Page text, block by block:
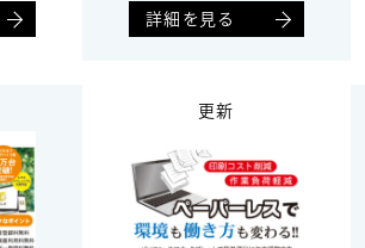
詳細を見る
更新